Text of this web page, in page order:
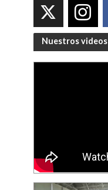
Nuestros videos